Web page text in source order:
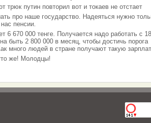
трюк путин повторил вот и токаев не отстает
про наше государство. Надеяться нужно
пенсии.
6 670 000 тенге. Получается надо работать с
быть 2 800 000 в месяц, чтобы достичь порога
много людей в стране получают такую
же! Молодцы!